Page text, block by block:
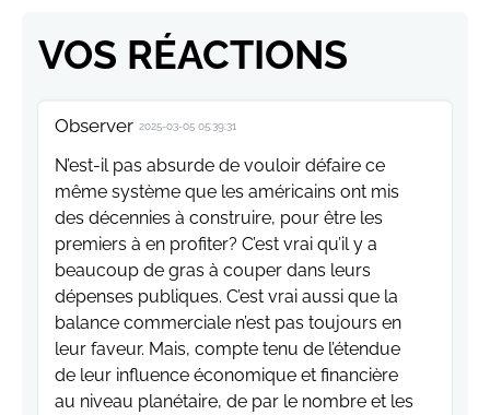
VOS RÉACTIONS
Observer 2025-03-05 05:39:31
N’est-il pas absurde de vouloir défaire ce
même système que les américains ont mis
des décennies à construire, pour être les
premiers à en profiter? C’est vrai qu’il y a
beaucoup de gras à couper dans leurs
dépenses publiques. C’est vrai aussi que la
balance commerciale n’est pas toujours en
leur faveur. Mais, compte tenu de l’étendue
de leur influence économique et financière
au niveau planétaire, de par le nombre et les